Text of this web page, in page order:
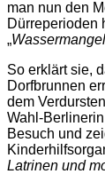
man nun den
Dürreperioden
„
So erklärt sie,
Dorfbrunnen
dem
Wahl-
Besuch und
Latrinen und